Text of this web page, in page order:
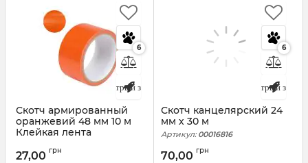
6
Быстрый заказ
Скотч армированный
оранжевий 48 мм 10 м
Клейкая лента
27,00 грн
6
Быстрый заказ
Скотч канцелярский 24
мм х 30 м
Артикул:00016816
70,00 грн